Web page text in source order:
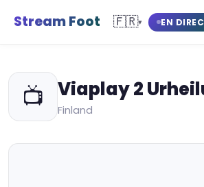
Stream Foot 🇫🇷▾ EN
📺 Viaplay 2
Finland